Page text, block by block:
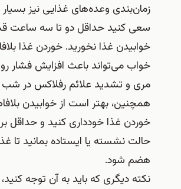
زمان‌بندی وعده‌های غذایی نیز
سعی کنید حداقل دو تا سه ساعت
خوابیدن غذا نخورید. خوردن غذا
خواب می‌تواند باعث افزایش فشار
مری و تشدید علائم رفلاکس در
همچنین، بهتر است از خوابیدن
خوردن غذا خودداری کنید و حداقل
حالت نشسته یا ایستاده بمانید تا
هضم شود.
نکته دیگری که باید به آن توجه